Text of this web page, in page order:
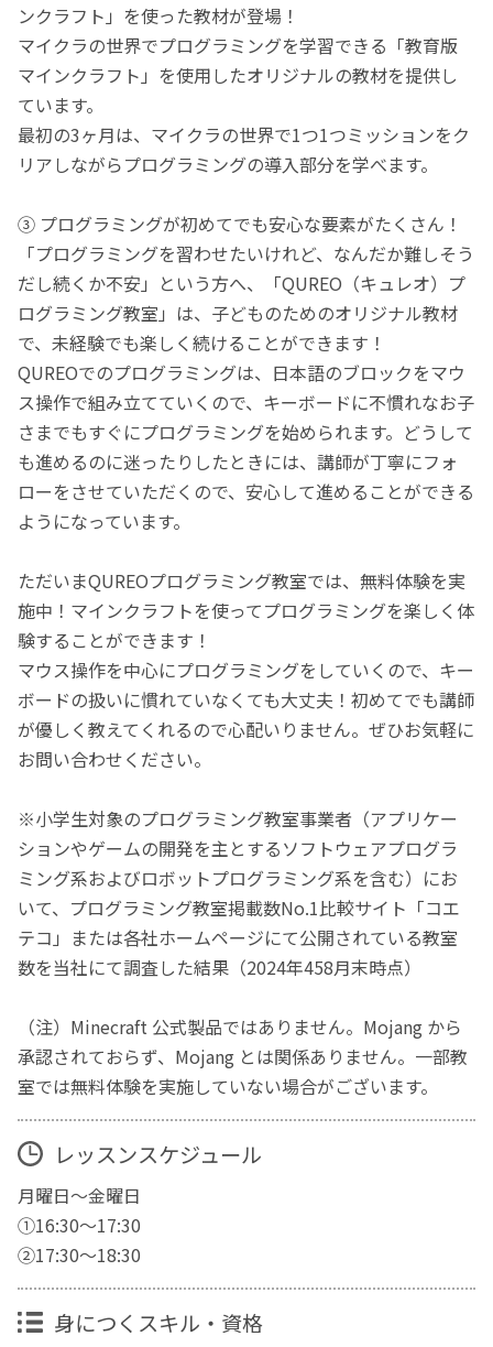
ンクラフト」を使った教材が登場！
マイクラの世界でプログラミングを学習できる「教育版
マインクラフト」を使用したオリジナルの教材を提供し
ています。
最初の3ヶ月は、マイクラの世界で1つ1つミッションをク
リアしながらプログラミングの導入部分を学べます。
③ プログラミングが初めてでも安心な要素がたくさん！
「プログラミングを習わせたいけれど、なんだか難しそう
だし続くか不安」という方へ、「QUREO（キュレオ）プ
ログラミング教室」は、子どものためのオリジナル教材
で、未経験でも楽しく続けることができます！
QUREOでのプログラミングは、日本語のブロックをマウ
ス操作で組み立てていくので、キーボードに不慣れなお子
さまでもすぐにプログラミングを始められます。どうして
も進めるのに迷ったりしたときには、講師が丁寧にフォ
ローをさせていただくので、安心して進めることができる
ようになっています。
ただいまQUREOプログラミング教室では、無料体験を実
施中！マインクラフトを使ってプログラミングを楽しく体
験することができます！
マウス操作を中心にプログラミングをしていくので、キー
ボードの扱いに慣れていなくても大丈夫！初めてでも講師
が優しく教えてくれるので心配いりません。ぜひお気軽に
お問い合わせください。
※小学生対象のプログラミング教室事業者（アプリケー
ションやゲームの開発を主とするソフトウェアプログラ
ミング系およびロボットプログラミング系を含む）にお
いて、プログラミング教室掲載数No.1比較サイト「コエ
テコ」または各社ホームページにて公開されている教室
数を当社にて調査した結果（2024年458月末時点）
（注）Minecraft 公式製品ではありません。Mojang から
承認されておらず、Mojang とは関係ありません。一部教
室では無料体験を実施していない場合がございます。
レッスンスケジュール
月曜日～金曜日
①16:30～17:30
②17:30～18:30
身につくスキル・資格